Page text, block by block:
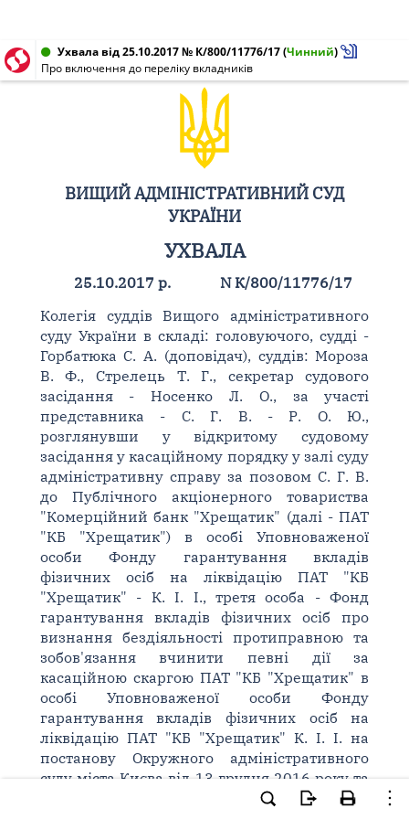
Ухвала від 25.10.2017 № К/800/11776/17(Чинний)
Про включення до переліку вкладників
ВИЩИЙ АДМІНІСТРАТИВНИЙ СУД
УКРАЇНИ
УХВАЛА
25.10.2017 р.
N К/800/11776/17
Колегія суддів Вищого адміністративного
суду України в складі: головуючого, судді -
Горбатюка С. А. (доповідач), суддів: Мороза
В. Ф., Стрелець Т. Г., секретар судового
засідання - Носенко Л. О., за участі
представника - С. Г. В. - Р. О. Ю.,
розглянувши у відкритому судовому
засідання у касаційному порядку у залі суду
адміністративну справу за позовом С. Г. В.
до Публічного акціонерного товариства
"Комерційний банк "Хрещатик" (далі - ПАТ
"КБ "Хрещатик") в особі Уповноваженої
особи Фонду гарантування вкладів
фізичних осіб на ліквідацію ПАТ "КБ
"Хрещатик" - К. І. І., третя особа - Фонд
гарантування вкладів фізичних осіб про
визнання бездіяльності протиправною та
зобов'язання вчинити певні дії за
касаційною скаргою ПАТ "КБ "Хрещатик" в
особі Уповноваженої особи Фонду
гарантування вкладів фізичних осіб на
ліквідацію ПАТ "КБ "Хрещатик" К. І. І. на
постанову Окружного адміністративного
суду міста Києва від 13 грудня 2016 року та
ухвалу Київського апеляційного